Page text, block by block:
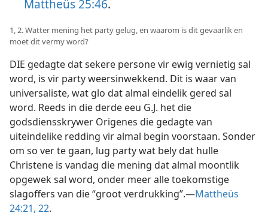
Mattheüs 25:46.
1, 2. Watter mening het party gelug, en waarom is dit gevaarlik en
moet dit vermy word?
DIE gedagte dat sekere persone vir ewig vernietig sal
word, is vir party weersinwekkend. Dit is waar van
universaliste, wat glo dat almal eindelik gered sal
word. Reeds in die derde eeu G.J. het die
godsdiensskrywer Origenes die gedagte van
uiteindelike redding vir almal begin voorstaan. Sonder
om so ver te gaan, lug party wat bely dat hulle
Christene is vandag die mening dat almal moontlik
opgewek sal word, onder meer alle toekomstige
slagoffers van die “groot verdrukking”.—Mattheüs
24:21, 22.